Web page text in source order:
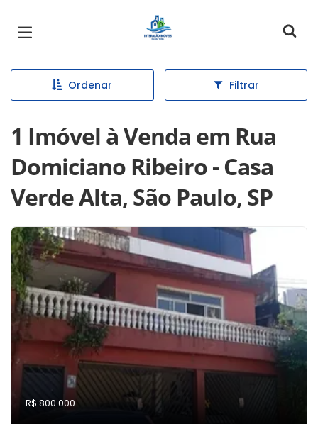
Página inicial
Ordenar Filtrar
1 Imóvel à Venda em Rua
Domiciano Ribeiro - Casa
Verde Alta, São Paulo, SP
R$ 800.000